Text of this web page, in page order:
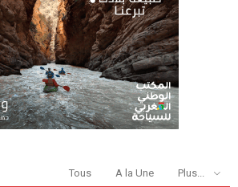
Tous A la Une Plus...